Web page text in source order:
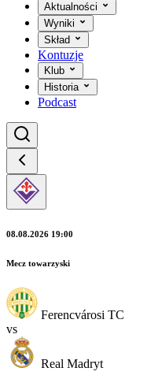
Aktualności
Wyniki
Skład
Kontuzje
Klub
Historia
Podcast
08.08.2026 19:00
Mecz towarzyski
Ferencvárosi TC
vs
Real Madryt